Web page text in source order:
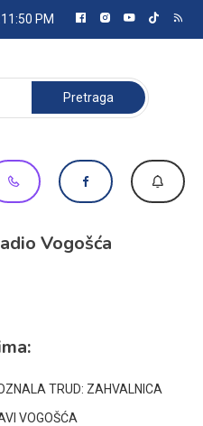
PM
Pretraga:
Vogošća
TRUD: ZAHVALNICA
VOGOŠĆA